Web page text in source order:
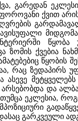
გარედან
ქვით
ზომის ქვებია
წყობის
რაც ზედაპირს
და
ეკლესია,
გარკვეული